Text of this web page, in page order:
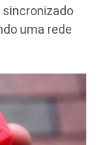
sincronizado
uma rede